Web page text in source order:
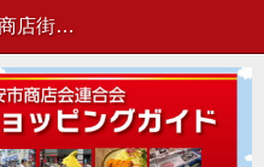
第7回百縁商店街 出店申込書/ステージ出演申込書を掲載いたしました（→リンク終了） | 新着情報